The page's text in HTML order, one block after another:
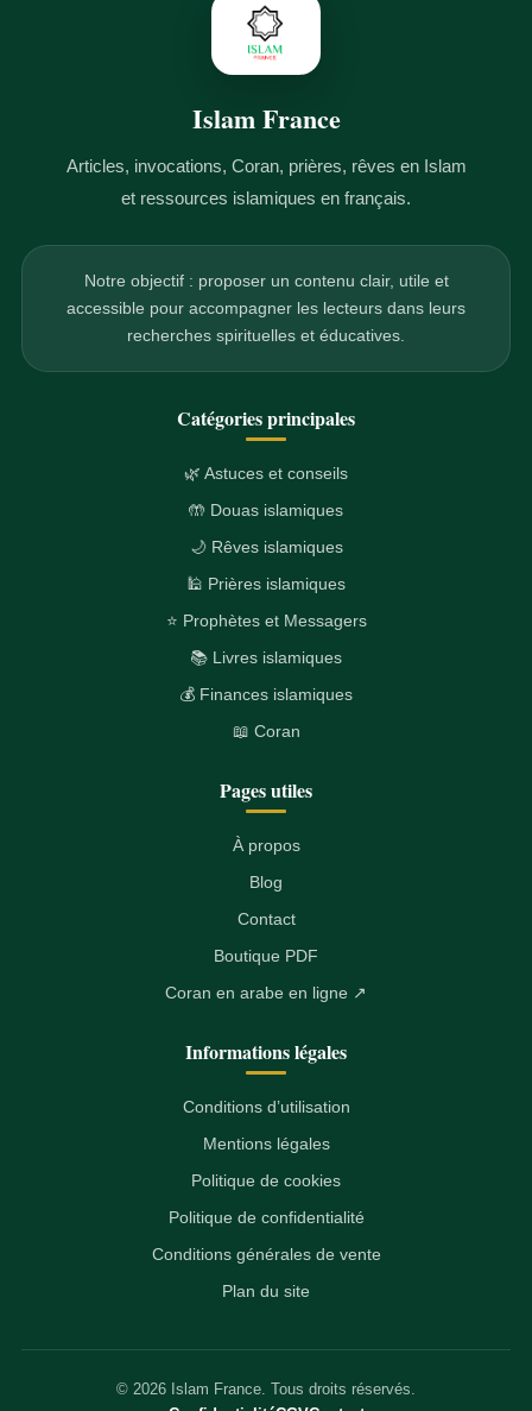
Islam France
Articles, invocations, Coran, prières, rêves en Islam
et ressources islamiques en français.
Notre objectif : proposer un contenu clair, utile et
accessible pour accompagner les lecteurs dans leurs
recherches spirituelles et éducatives.
Catégories principales
🌿 Astuces et conseils
🤲 Douas islamiques
🌙 Rêves islamiques
🕌 Prières islamiques
⭐ Prophètes et Messagers
📚 Livres islamiques
💰 Finances islamiques
📖 Coran
Pages utiles
À propos
Blog
Contact
Boutique PDF
Coran en arabe en ligne ↗
Informations légales
Conditions d’utilisation
Mentions légales
Politique de cookies
Politique de confidentialité
Conditions générales de vente
Plan du site
© 2026 Islam France. Tous droits réservés.